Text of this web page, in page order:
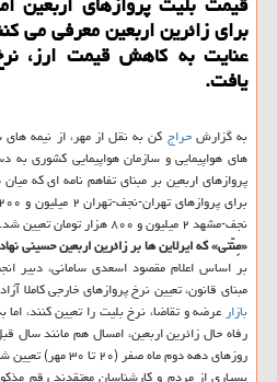
برای زائرین اربعین معرفی می
عنایت به كاهش قیمت ارز،
یافت.
به گزارشحراج كن به نقل از مهر، از نیمه
های هواپیمایی و سازمان هواپیمایی كشوری
پروازهای اربعین بر مبنای تفاهم نامه ای كه
نجف-مشهد ۲ میلیون و ۸۰۰ هزار تومان تعیین شد.
«مِنّتی» كه ایرلاین ها بر زائرین اربعین حسینی
بر اساس اعلام مقصود اسعدی سامانی، دبیر
مبنای قانون، تعیین نرخ پروازهای خارجی كاملا
بازارعرضه و تقاضا، نرخ بلیت را تعیین كنند،
رفاه حال زائرین اربعین، امسال هم مانند
روزهای دهه دوم ماه صفر (۲۰ تا ۳۰ مهر) تعیین شد.